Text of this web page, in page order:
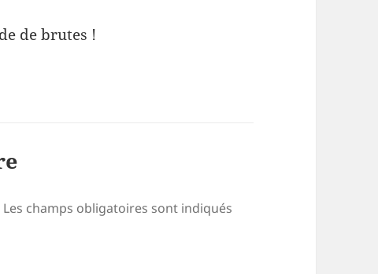
de brutes !
Les champs obligatoires sont indiqués